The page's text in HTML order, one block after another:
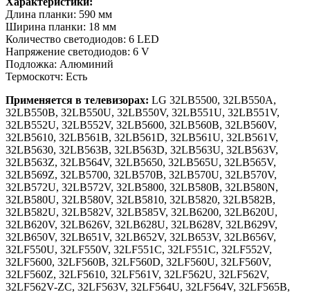
Длина планки: 590 мм
Ширина планки: 18 мм
Количество светодиодов: 6 LED
Напряжение светодиодов: 6 V
Подложка: Алюминий
Термоскотч: Есть
Применяется в телевизорах: LG 32LB5500, 32LB550A,
32LB550B, 32LB550U, 32LB550V, 32LB551U, 32LB551V,
32LB552U, 32LB552V, 32LB5600, 32LB560B, 32LB560V,
32LB5610, 32LB561B, 32LB561D, 32LB561U, 32LB561V,
32LB5630, 32LB563B, 32LB563D, 32LB563U, 32LB563V,
32LB563Z, 32LB564V, 32LB5650, 32LB565U, 32LB565V,
32LB569Z, 32LB5700, 32LB570B, 32LB570U, 32LB570V,
32LB572U, 32LB572V, 32LB5800, 32LB580B, 32LB580N,
32LB580U, 32LB580V, 32LB5810, 32LB5820, 32LB582B,
32LB582U, 32LB582V, 32LB585V, 32LB6200, 32LB620U,
32LB620V, 32LB626V, 32LB628U, 32LB628V, 32LB629V,
32LB650V, 32LB651V, 32LB652V, 32LB653V, 32LB656V,
32LF550U, 32LF550V, 32LF551C, 32LF551С, 32LF552V,
32LF5600, 32LF560B, 32LF560D, 32LF560U, 32LF560V,
32LF560Z, 32LF5610, 32LF561V, 32LF562U, 32LF562V,
32LF562V-ZC, 32LF563V, 32LF564U, 32LF564V, 32LF565B,